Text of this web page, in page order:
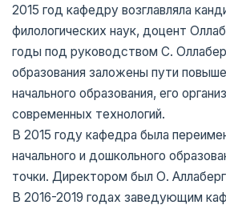
2015 год кафедру возглавляла
филологических наук, доцент
годы под руководством С.
образования заложены пути
начального образования, его
современных технологий.
В 2015 году кафедра была
начального и дошкольного
точки. Директором был О.
В 2016-2019 годах заведующим